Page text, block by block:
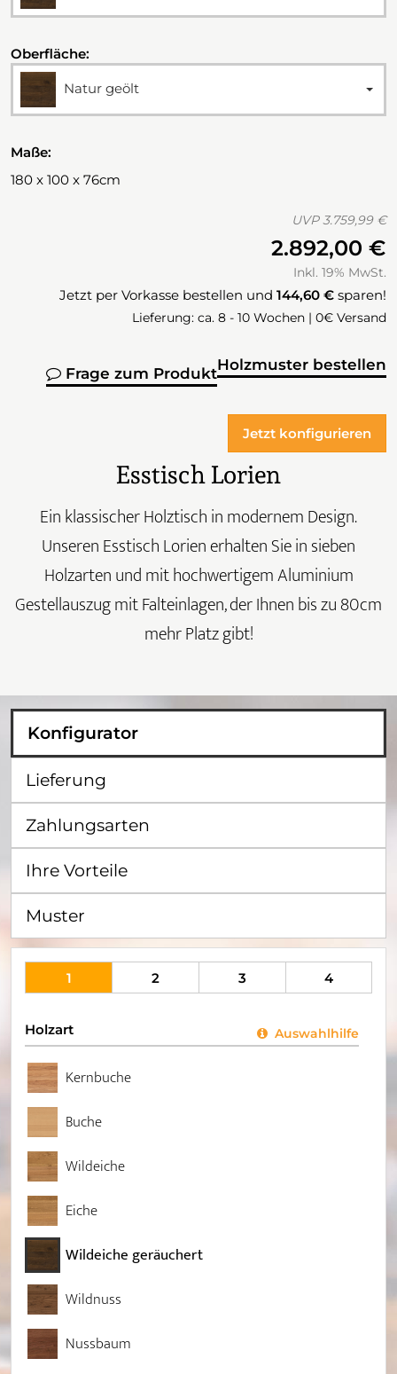
Oberfläche:
Natur geölt
Maße:
180 x 100 x 76cm
UVP3.759,99 €
2.892,00 €
Inkl. 19% MwSt.
Jetzt per Vorkasse bestellen und 144,60 € sparen!
Lieferung: ca. 8 - 10 Wochen | 0€ Versand
Holzmuster bestellen
Frage zum Produkt
Jetzt konfigurieren
Esstisch Lorien
Ein klassischer Holztisch in modernem Design.
Unseren Esstisch Lorien erhalten Sie in sieben
Holzarten und mit hochwertigem Aluminium
Gestellauszug mit Falteinlagen, der Ihnen bis zu 80cm
mehr Platz gibt!
Konfigurator
Lieferung
Zahlungsarten
Ihre Vorteile
Muster
1 2 3 4
Holzart Auswahlhilfe
Kernbuche
Buche
Wildeiche
Eiche
Wildeiche geräuchert
Wildnuss
Nussbaum